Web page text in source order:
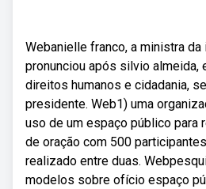
Webanielle franco, a ministra
pronunciou após silvio almeida,
direitos humanos e cidadania,
presidente. Web1) uma
uso de um espaço público para
de oração com 500
realizado entre duas.
modelos sobre ofício espaço